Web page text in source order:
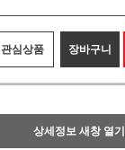
관심상품 장바구니
상세정보 새창 열기